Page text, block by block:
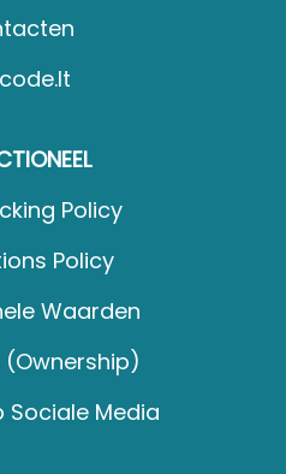
Policy
Policy
Waarden
(Ownership)
Sociale Media